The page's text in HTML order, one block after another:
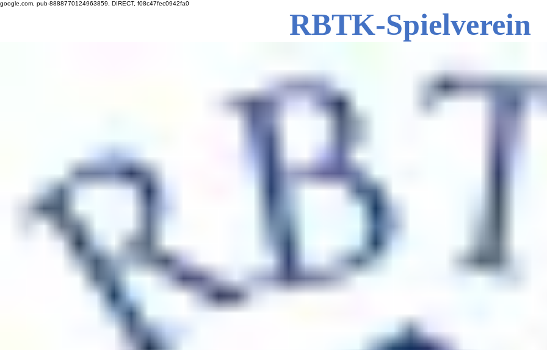
google.com, pub-8888770124963859, DIRECT, f08c47fec0942fa0
RBTK-Spielverein